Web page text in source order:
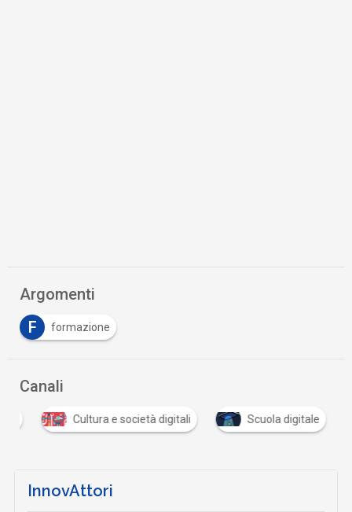
Argomenti
F
formazione
Canali
Cultura e società digitali Scuola digitale
InnovAttori